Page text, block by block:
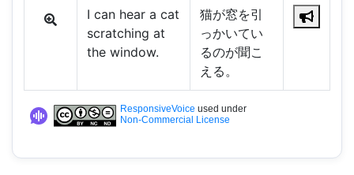
I can hear a cat
scratching at
the window.
猫が窓を引
っかいてい
るのが聞こ
える。
ResponsiveVoice used under
Non-Commercial License